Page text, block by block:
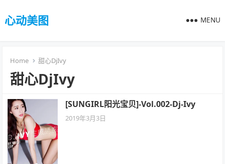
心动美图 MENU
Home 甜心DjIvy
甜心DjIvy
[SUNGIRL阳光宝贝]-Vol.002-Dj-Ivy
2019年3月3日